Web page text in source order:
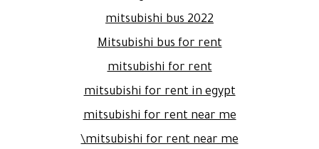
mitsubishi bus 2022
Mitsubishi bus for rent
mitsubishi for rent
mitsubishi for rent in egypt
mitsubishi for rent near me
mitsubishi for rent near me\